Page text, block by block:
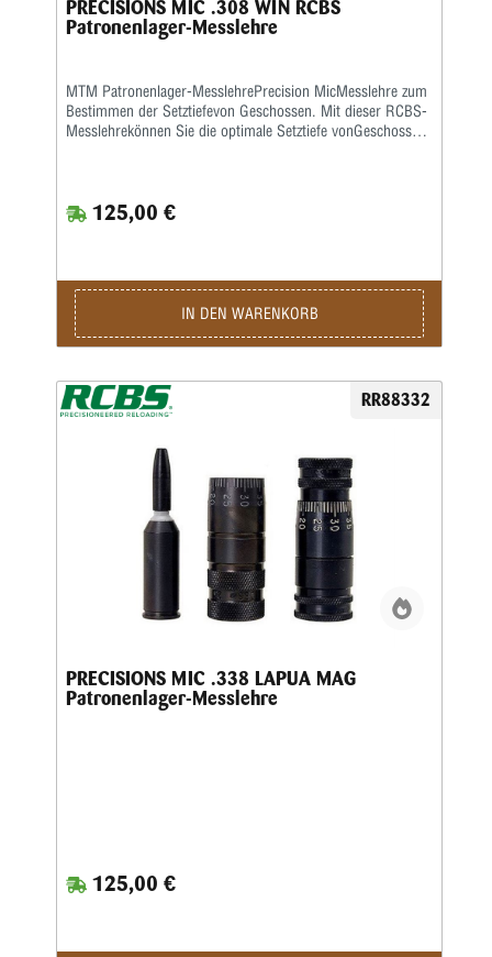
PRECISIONS MIC .308 WIN RCBS
Patronenlager-Messlehre
MTM Patronenlager-MesslehrePrecision MicMesslehre zum
Bestimmen der Setztiefevon Geschossen. Mit dieser RCBS-
Messlehrekönnen Sie die optimale Setztiefe vonGeschossen
deutschsprachigeBedienanleitung wird mitgeliefert.
125,00 €
IN DEN WARENKORB
RR88332
PRECISIONS MIC .338 LAPUA MAG
Patronenlager-Messlehre
125,00 €